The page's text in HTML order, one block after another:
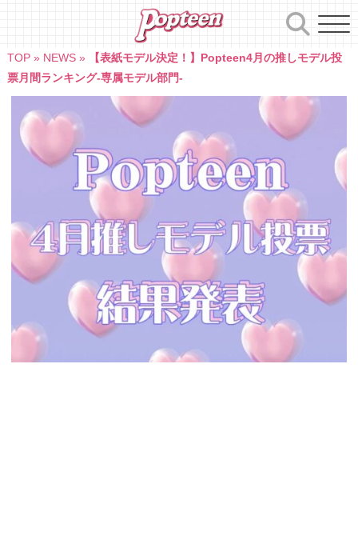
TOP» NEWS»
【表紙モデル決定！】Popteen4月の推しモデル投
票月間ランキング-専属モデル部門-